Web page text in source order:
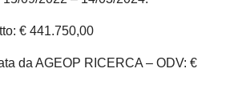
€ 441.750,00
da AGEOP RICERCA – ODV: €